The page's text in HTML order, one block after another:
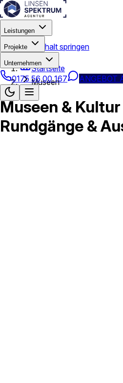
Zum Hauptinhalt springen
Startseite
Museen
Leistungen
Projekte
Unternehmen
0175 56 00 167 ANGEBOT
Museen &
Rundgänge &